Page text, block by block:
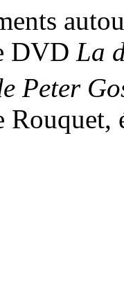
DVD La
Peter
Rouquet,